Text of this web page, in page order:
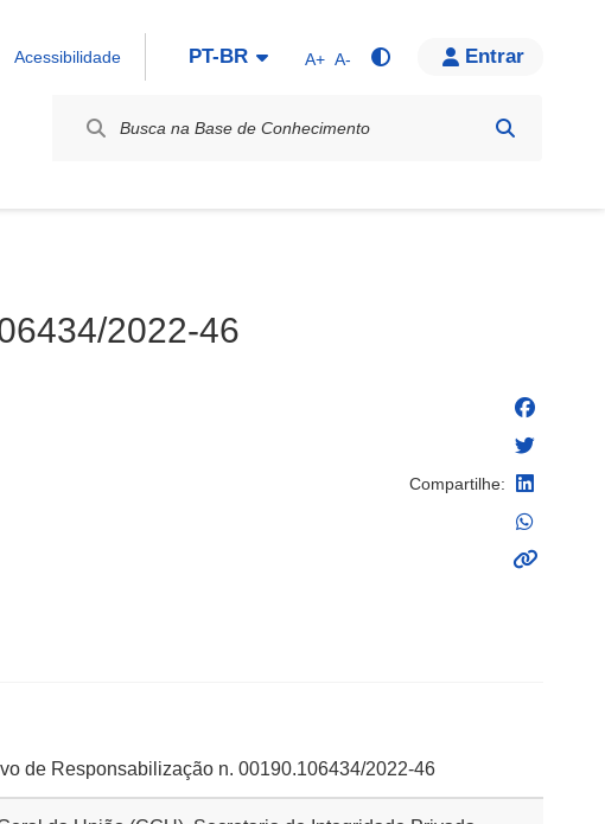
Acessibilidade PT-BR A+ A- Entrar
2022-46
Compartilhe:
de Responsabilização n. 00190.106434/2022-46